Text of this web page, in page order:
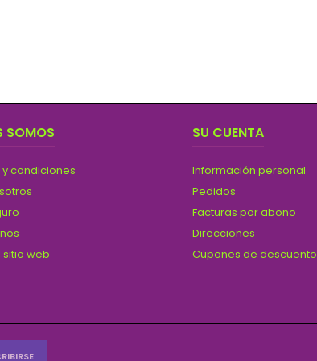
SOMOS
condiciones
web
SU CUENTA
Información personal
Pedidos
Facturas por abono
Direcciones
Cupones de descuento